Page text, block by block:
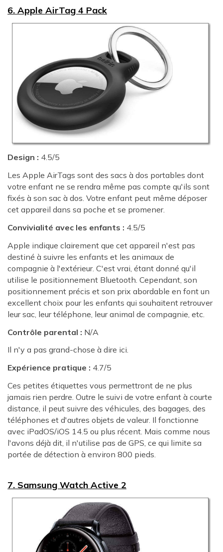
6. Apple AirTag 4 Pack
Design : 4.5/5
Les Apple AirTags sont des sacs à dos portables dont
votre enfant ne se rendra même pas compte qu'ils sont
fixés à son sac à dos. Votre enfant peut même déposer
cet appareil dans sa poche et se promener.
Convivialité avec les enfants : 4.5/5
Apple indique clairement que cet appareil n'est pas
destiné à suivre les enfants et les animaux de
compagnie à l'extérieur. C'est vrai, étant donné qu'il
utilise le positionnement Bluetooth. Cependant, son
positionnement précis et son prix abordable en font un
excellent choix pour les enfants qui souhaitent retrouver
leur sac, leur téléphone, leur animal de compagnie, etc.
Contrôle parental : N/A
Il n'y a pas grand-chose à dire ici.
Expérience pratique : 4.7/5
Ces petites étiquettes vous permettront de ne plus
jamais rien perdre. Outre le suivi de votre enfant à courte
distance, il peut suivre des véhicules, des bagages, des
téléphones et d'autres objets de valeur. Il fonctionne
avec iPadOS/iOS 14.5 ou plus récent. Mais comme nous
l'avons déjà dit, il n'utilise pas de GPS, ce qui limite sa
portée de détection à environ 800 pieds.
7. Samsung Watch Active 2